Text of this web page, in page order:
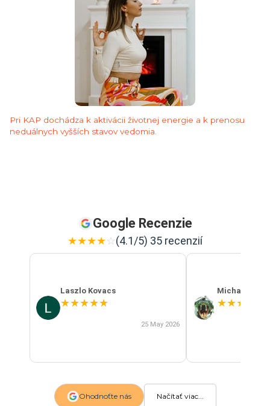
Pri KAP dochádza k aktivácii životnej energie a k prenosu
neduálnych vyšších stavov vedomia.
Google Recenzie
★★★★☆(4.1/5) 35 recenzií
Laszlo Kovacs
★★★★★
25 May 2026
Michal Szabo
★★★
Ohodnoťte nás Načítať viac...